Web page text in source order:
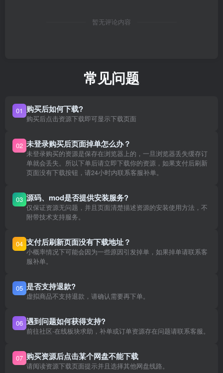
暂无评论内容
常见问题
01 购买后如何下载?
购买后点击资源下载即可显示下载页面
02 未登录购买后页面掉单怎么办？
未登录购买的资源是保存在浏览器上的，一旦浏览器丢失缓存订
单就会丢失。所以下单后请立即下载你的资源，如果支付后刷新
页面没有下载按钮，请24小时内联系客服补单。
03 源码、mod是否提供安装服务?
仅保证资源无问题，并且页面清楚描述资源的安装使用方法，不
附带技术支持服务。
04 支付后刷新页面没有下载地址？
小概率情况下可能会因为一些原因引发掉单，如果掉单请联系客
服补单。
05 是否支持退款?
虚拟商品不支持退款，请确认需要再下单。
06 遇到问题如何获得支持?
前往社区-在线板块求助，补单或订单资源存在问题请联系客服。
07 购买资源后点击某个网盘不能下载
请阅读资源下载页面提示并且选择其他网盘线路。